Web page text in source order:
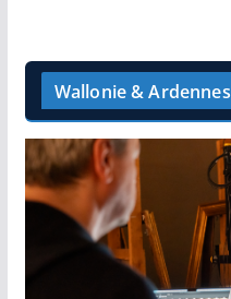
Wallonie & Ardennes